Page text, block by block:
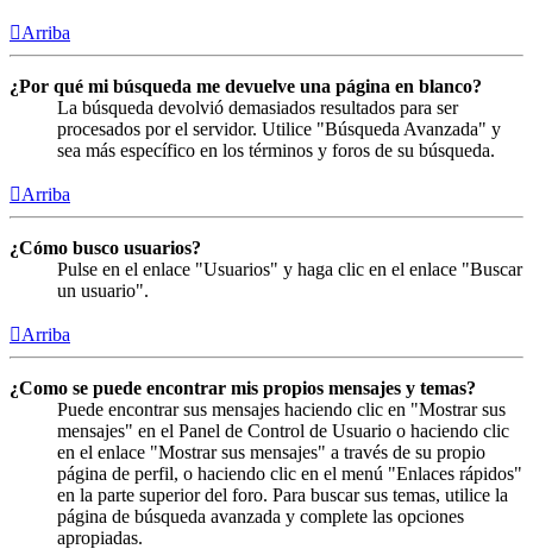
Arriba
¿Por qué mi búsqueda me devuelve una página en blanco?
La búsqueda devolvió demasiados resultados para ser
procesados por el servidor. Utilice "Búsqueda Avanzada" y
sea más específico en los términos y foros de su búsqueda.
Arriba
¿Cómo busco usuarios?
Pulse en el enlace "Usuarios" y haga clic en el enlace "Buscar
un usuario".
Arriba
¿Como se puede encontrar mis propios mensajes y temas?
Puede encontrar sus mensajes haciendo clic en "Mostrar sus
mensajes" en el Panel de Control de Usuario o haciendo clic
en el enlace "Mostrar sus mensajes" a través de su propio
página de perfil, o haciendo clic en el menú "Enlaces rápidos"
en la parte superior del foro. Para buscar sus temas, utilice la
página de búsqueda avanzada y complete las opciones
apropiadas.